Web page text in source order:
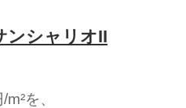
ンシャリオII
を、